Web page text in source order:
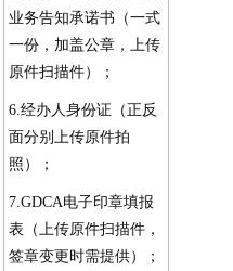
业务告知承诺书（一式
一份，加盖公章，上传
原件扫描件）；
6.经办人身份证（正反
面分别上传原件拍
照）；
7.GDCA电子印章填报
表（上传原件扫描件，
签章变更时需提供）；